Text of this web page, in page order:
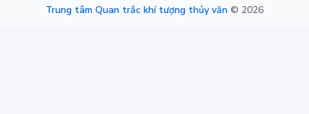
Trung tâm Quan trắc khí tượng thủy văn © 2026